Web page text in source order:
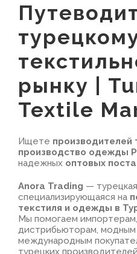
рынку |
Textile
Ищете производителей
производство одежды
надежных оптовых
Anora Trading —
специализирующаяся на
текстиля и одежды в
Мы помогаем
дистрибьюторам,
международным
турецких